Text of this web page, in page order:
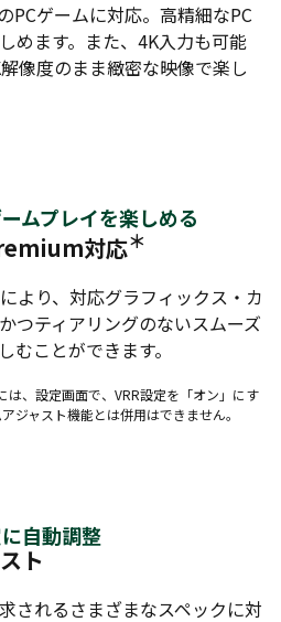
PCゲームに対応。高精細なPC
めます。また、4K入力も可能
像度のまま緻密な映像で楽し
ムプレイを楽しめる
対応＊
より、対応グラフィックス・カ
つティアリングのないスムーズ
むことができます。
は、設定画面で、VRR設定を「オン」にす
ジャスト機能とは併用はできません。
自動調整
ト
されるさまざまなスペックに対